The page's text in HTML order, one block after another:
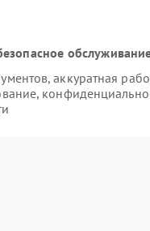
аккуратная